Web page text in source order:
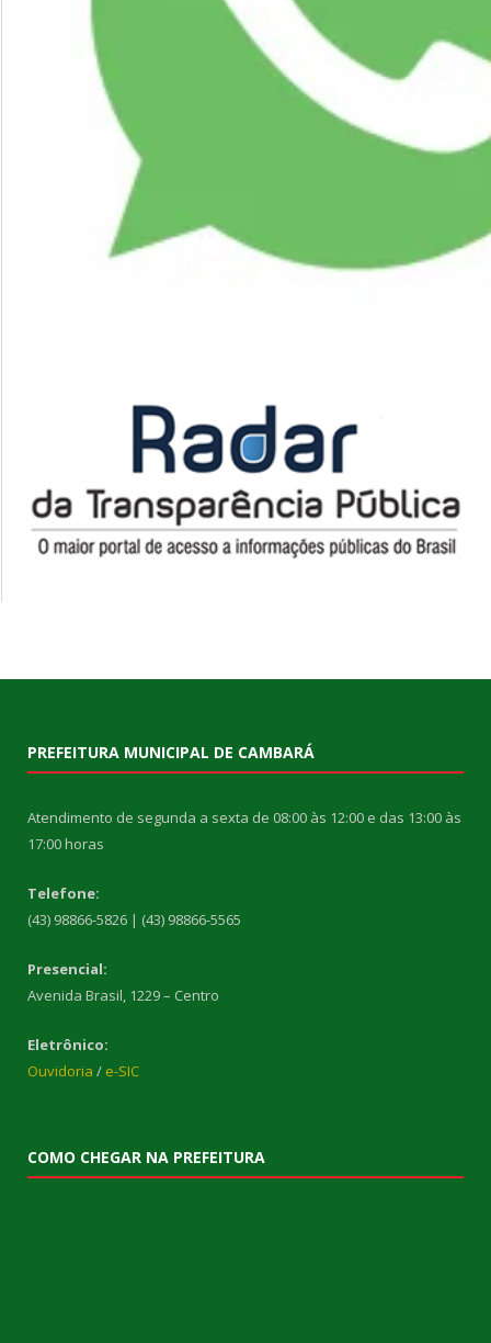
PREFEITURA MUNICIPAL DE CAMBARÁ
Atendimento de segunda a sexta de 08:00 às 12:00 e das 13:00 às
17:00 horas
Telefone:
(43) 98866-5826 | (43) 98866-5565
Presencial:
Avenida Brasil, 1229 – Centro
Eletrônico:
Ouvidoria / e-SIC
COMO CHEGAR NA PREFEITURA